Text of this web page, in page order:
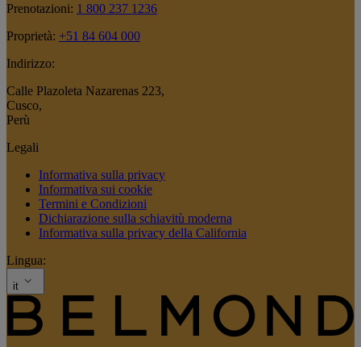
Prenotazioni: 1 800 237 1236
Proprietà: +51 84 604 000
Indirizzo:
Calle Plazoleta Nazarenas 223,
Cusco,
Perù
Legali
Informativa sulla privacy
Informativa sui cookie
Termini e Condizioni
Dichiarazione sulla schiavitù moderna
Informativa sulla privacy della California
Lingua:
it